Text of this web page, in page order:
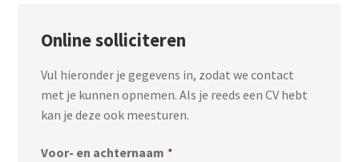
Online solliciteren
Vul hieronder je gegevens in, zodat we contact
met je kunnen opnemen. Als je reeds een CV hebt
kan je deze ook meesturen.
Voor- en achternaam *